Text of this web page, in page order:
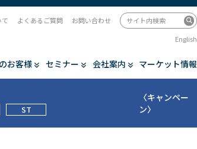
お客様 セミナー 会社案内 マーケット情報
よくあるご質問
お問い合わせ
English
ST
〈キャンペー
ン〉